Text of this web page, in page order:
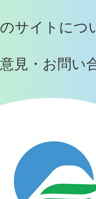
サイトにつ
見・お問い